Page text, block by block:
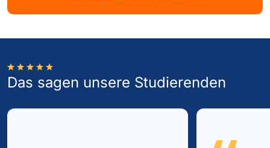
Das sagen unsere Studierenden